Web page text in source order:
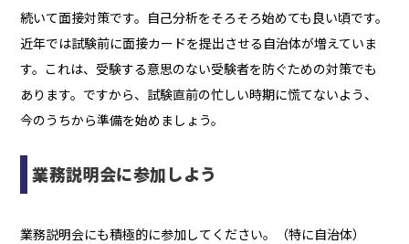
続いて面接対策です。自己分析をそろそろ始めても良い頃です。
近年では試験前に面接カードを提出させる自治体が増えていま
す。これは、受験する意思のない受験者を防ぐための対策でも
あります。ですから、試験直前の忙しい時期に慌てないよう、
今のうちから準備を始めましょう。
業務説明会に参加しよう
業務説明会にも積極的に参加してください。（特に自治体）